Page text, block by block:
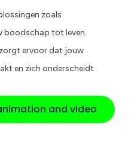
zoals
boodschap tot leven.
ervoor dat jouw
en zich onderscheidt
and video